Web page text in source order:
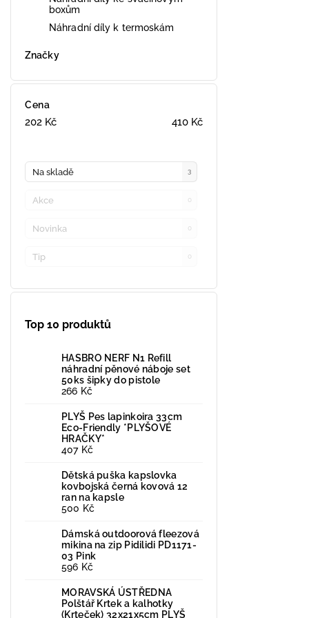
boxům
Náhradní díly k termoskám
Značky
Cena
202 Kč 410 Kč
Na skladě 3
Akce 0
Novinka 0
Tip 0
Top 10 produktů
HASBRO NERF N1 Refill
náhradní pěnové náboje set
50ks šipky do pistole
266 Kč
PLYŠ Pes lapinkoira 33cm
Eco-Friendly *PLYŠOVÉ
HRAČKY*
407 Kč
Dětská puška kapslovka
kovbojská černá kovová 12
ran na kapsle
500 Kč
Dámská outdoorová fleezová
mikina na zip Pidilidi PD1171-
03 Pink
596 Kč
MORAVSKÁ ÚSTŘEDNA
Polštář Krtek a kalhotky
(Krteček) 32x21x5cm PLYŠ